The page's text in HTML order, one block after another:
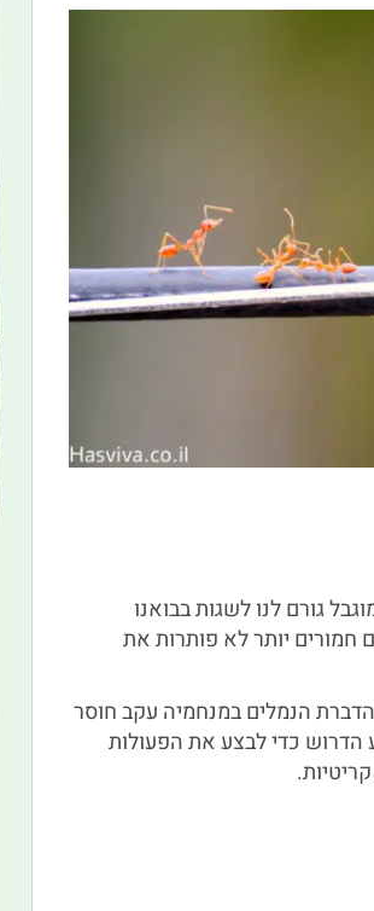
גורם לנו לשגות בבואנו
חמורים יותר לא פותרות את
הנמלים במנחמיה עקב חוסר
הדרוש כדי לבצע את הפעולות